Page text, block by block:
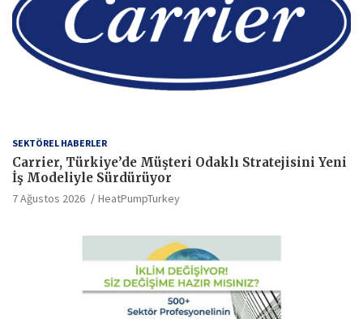
SEKTÖREL HABERLER
Carrier, Türkiye’de Müşteri Odaklı Stratejisini Yeni
İş Modeliyle Sürdürüyor
7 Ağustos 2026 HeatPumpTurkey